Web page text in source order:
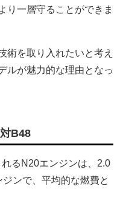
り一層守ることができま
術を取り入れたいと考え
ルが魅力的な理由となっ
B48
るN20エンジンは、2.0
ンで、平均的な燃費と